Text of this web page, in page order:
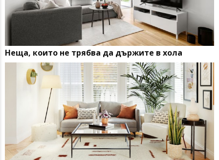
Неща, които не трябва да държите в хола